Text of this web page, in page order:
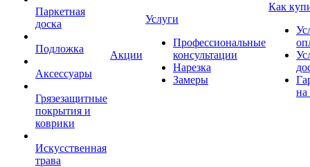
Паркетная
доска
Подложка
Аксессуары
Грязезащитные
покрытия и
коврики
Искусственная
трава
Акции
Услуги
Профессиональные
консультации
Нарезка
Замеры
Как
на